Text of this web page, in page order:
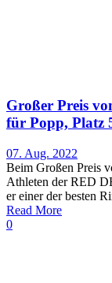
Großer Preis
für Popp, Platz
07. Aug. 2022
Beim Großen Preis
Athleten der RED
er einer der besten
Read More
0